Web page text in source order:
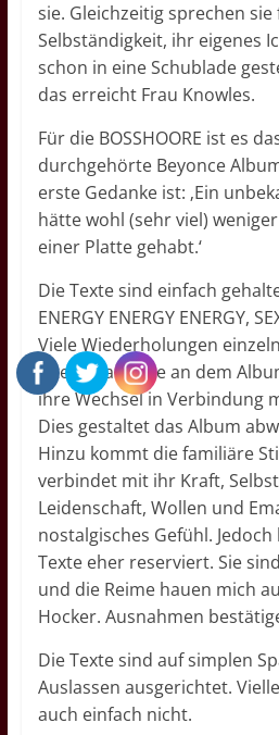
sie. Gleichzeitig sprechen
Selbständigkeit, ihr eigenes
schon in eine Schublade
das erreicht Frau Knowles.
Für die BOSSHOORE ist es
durchgehörte Beyonce
erste Gedanke ist: ‚Ein
hätte wohl (sehr viel)
einer Platte gehabt.‘
Die Texte sind einfach
ENERGY ENERGY ENERGY,
Viele Wiederholungen
Interessanteste an dem
ihre Wechsel in Verbindung
Dies gestaltet das Album
Hinzu kommt die familiäre
verbindet mit ihr Kraft,
Leidenschaft, Wollen und
nostalgisches Gefühl.
Texte eher reserviert. Sie
und die Reime hauen mich
Hocker. Ausnahmen
Die Texte sind auf simplen
Auslassen ausgerichtet.
auch einfach nicht.